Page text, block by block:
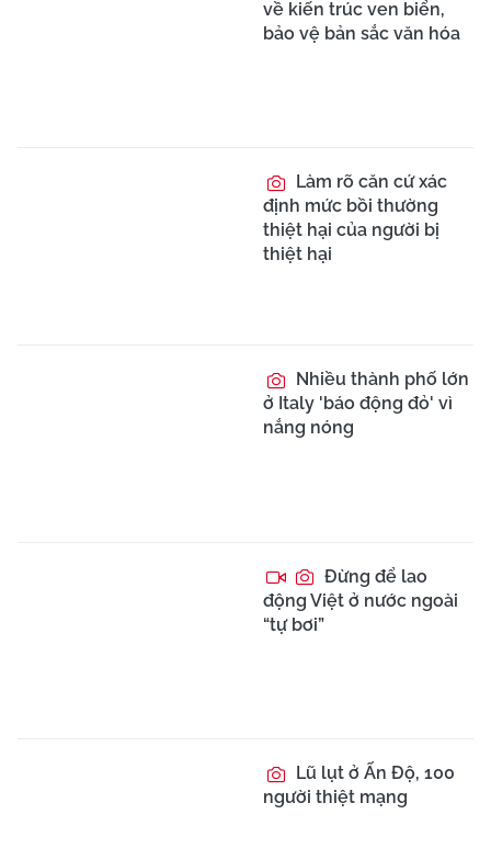
về kiến trúc ven biển,
bảo vệ bản sắc văn hóa
Làm rõ căn cứ xác
định mức bồi thường
thiệt hại của người bị
thiệt hại
Nhiều thành phố lớn
ở Italy 'báo động đỏ' vì
nắng nóng
Đừng để lao
động Việt ở nước ngoài
“tự bơi”
Lũ lụt ở Ấn Độ, 100
người thiệt mạng